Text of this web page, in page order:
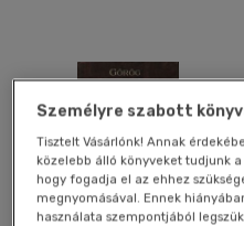
Spanyol(1)
Szlovák
Vélemény szerint
(52)
Személyre szabott
Tisztelt Vásárlónk! Annak
közelebb álló könyveket tudjunk
hogy fogadja el az ehhez
megnyomásával. Ennek
használata szempontjából